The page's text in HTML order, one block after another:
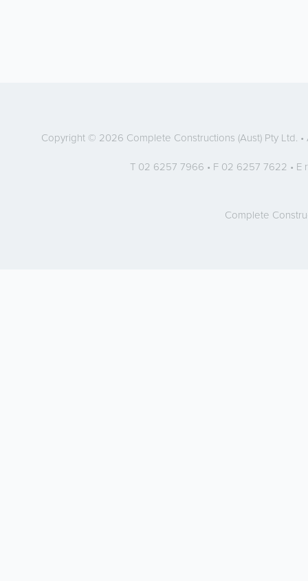
Copyright © 2026 Complete Constructions (Aust) Pty Ltd.
T 02 6257 7966 • F 02 6257 7622 • E
Complete